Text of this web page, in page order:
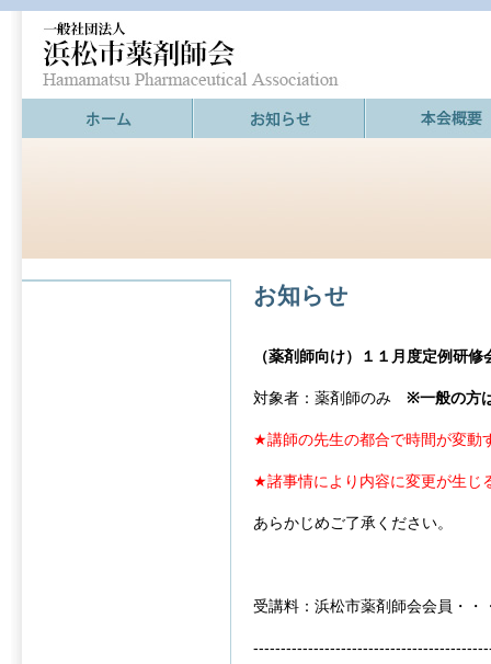
お知らせ
（薬剤師向け）１１月度定例研修
対象者：薬剤師のみ ※一般の方
★講師の先生の都合で時間が変動
★諸事情により内容に変更が生じ
あらかじめご了承ください。
受講料：浜松市薬剤師会会員